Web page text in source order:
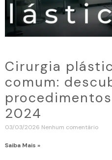
Cirurgia
comum:
2024
03/03/2026 Nenhum comentário
Saiba Mais »